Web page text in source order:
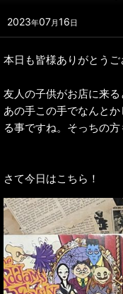
2023年07月16日
本日も皆様ありがとう
友人の子供がお店に来る
あの手この手でなんと
る事ですね。そっちの
さて今日はこちら！